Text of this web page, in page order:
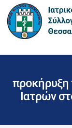
προκήρυξη
Ιατρών